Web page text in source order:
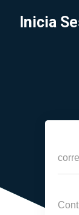
Inicia